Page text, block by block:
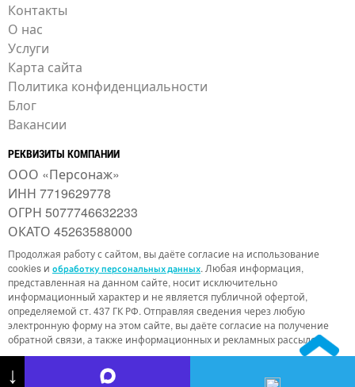
Контакты
О нас
Услуги
Карта сайта
Политика конфиденциальности
Блог
Вакансии
РЕКВИЗИТЫ КОМПАНИИ
ООО «Персонаж»
ИНН 7719629778
ОГРН 5077746632233
ОКАТО 45263588000
Продолжая работу с сайтом, вы даёте согласие на использование
cookies и обработку персональных данных. Любая информация,
представленная на данном сайте, носит исключительно
информационный характер и не является публичной офертой,
определяемой ст. 437 ГК РФ. Отправляя сведения через любую
электронную форму на этом сайте, вы даёте согласие на получение
обратной связи, а также информационных и рекламных рассылок.
↓